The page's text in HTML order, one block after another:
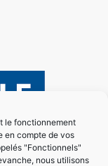
le fonctionnement
en compte de vos
"Fonctionnels"
nous utilisons